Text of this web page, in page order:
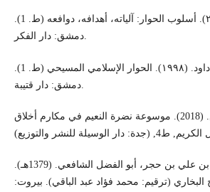
٢٧. عبود، أميمة .(٢٠٠٨). أسلوب الحوار: آلياته، أهدافه، دوافعه (ط. 1).
دمشق: دار الفكر.
٢٨. عجك، بسام داود. (١٩٩٨). الحوار الإسلامي المسيحي (ط. 1).
دمشق: دار قتيبة.
٢٩. عدد من المختصين. (2018). موسوعة نضرة النعيم في مكارم أخلاق
٣٠. العسقلاني، أحمد بن علي بن حجر، أبو الفضل الشافعي. (1379هـ).
(ترقيم: محمد فؤاد عبد الباقي). بيروت: